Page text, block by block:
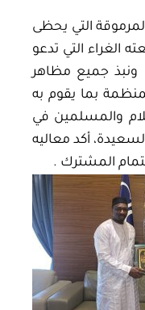
التي يحظى
الغراء التي تدعو
ونبذ جميع مظاهر
بما يقوم به
والمسلمين في
أكد معاليه
المشترك .